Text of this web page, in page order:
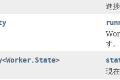
進
す。
<Worker.State>
現